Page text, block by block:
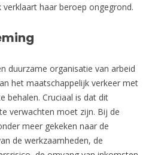
haar beroep ongegrond.
duurzame organisatie van arbeid
het maatschappelijk verkeer met
behalen. Cruciaal is dat dit
verwachten moet zijn. Bij de
meer gekeken naar de
de werkzaamheden, de